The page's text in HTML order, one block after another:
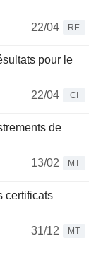
22/04
RE
pour le
22/04
CI
de
13/02
MT
certificats
31/12
MT